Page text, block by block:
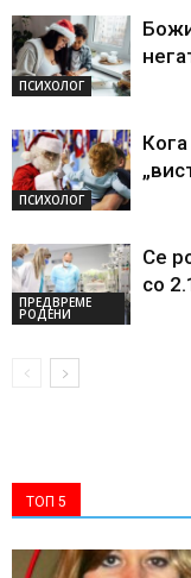
ПСИХОЛОГ
ПСИХОЛОГ
ПРЕДВРЕМЕ
РОДЕНИ
Се
со
ТОП 5